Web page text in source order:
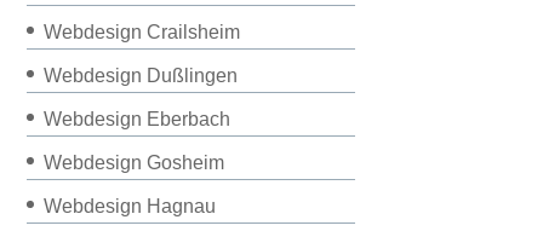
Webdesign Crailsheim
Webdesign Dußlingen
Webdesign Eberbach
Webdesign Gosheim
Webdesign Hagnau